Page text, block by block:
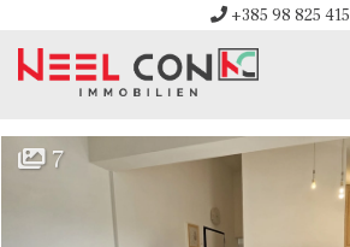
+385 98 825 415
7